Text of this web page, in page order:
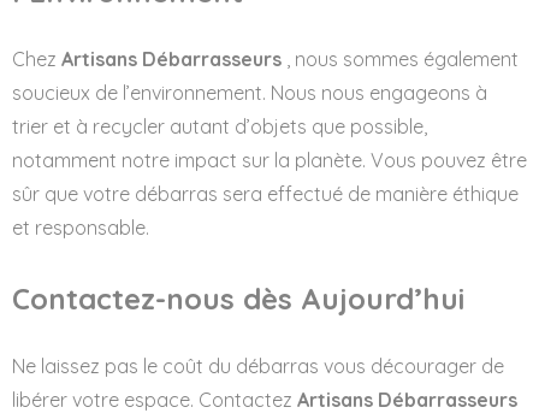
Chez Artisans Débarrasseurs , nous sommes également
soucieux de l’environnement. Nous nous engageons à
trier et à recycler autant d’objets que possible,
notamment notre impact sur la planète. Vous pouvez être
sûr que votre débarras sera effectué de manière éthique
et responsable.
Contactez-nous dès Aujourd’hui
Ne laissez pas le coût du débarras vous décourager de
libérer votre espace. Contactez Artisans Débarrasseurs